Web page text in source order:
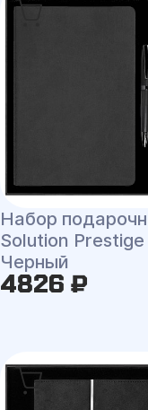
Набор
Solution
Черный
4826 ₽